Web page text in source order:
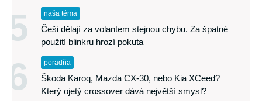
5 naša téma
Češi dělají za volantem stejnou chybu. Za špatné
použití blinkru hrozí pokuta
6 poradňa
Škoda Karoq, Mazda CX-30, nebo Kia XCeed?
Který ojetý crossover dává největší smysl?